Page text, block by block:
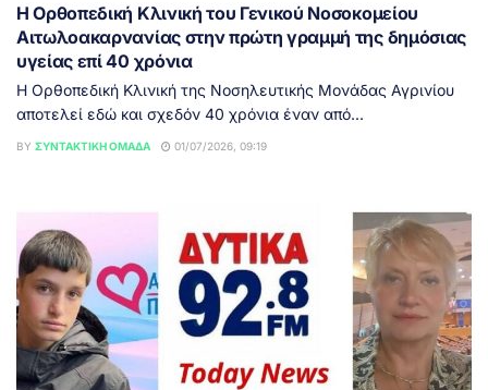
Η Ορθοπεδική Κλινική του Γενικού Νοσοκομείου
Αιτωλοακαρνανίας στην πρώτη γραμμή της δημόσιας
υγείας επί 40 χρόνια
Η Ορθοπεδική Κλινική της Νοσηλευτικής Μονάδας Αγρινίου
αποτελεί εδώ και σχεδόν 40 χρόνια έναν από...
BY ΣΥΝΤΑΚΤΙΚΉ ΟΜΆΔΑ 01/07/2026, 09:19